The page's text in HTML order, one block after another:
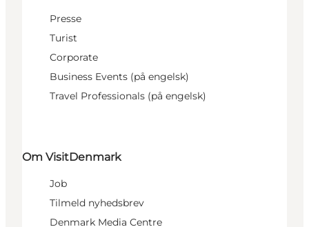
Presse
Turist
Corporate
Business Events (på engelsk)
Travel Professionals (på engelsk)
Om VisitDenmark
Job
Tilmeld nyhedsbrev
Denmark Media Centre